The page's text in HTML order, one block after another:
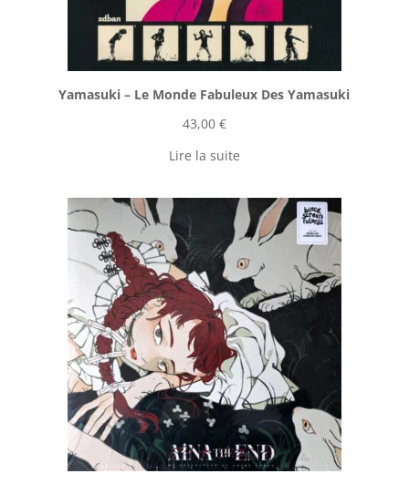
Yamasuki ‎– Le Monde Fabuleux Des Yamasuki
43,00 €
Lire la suite